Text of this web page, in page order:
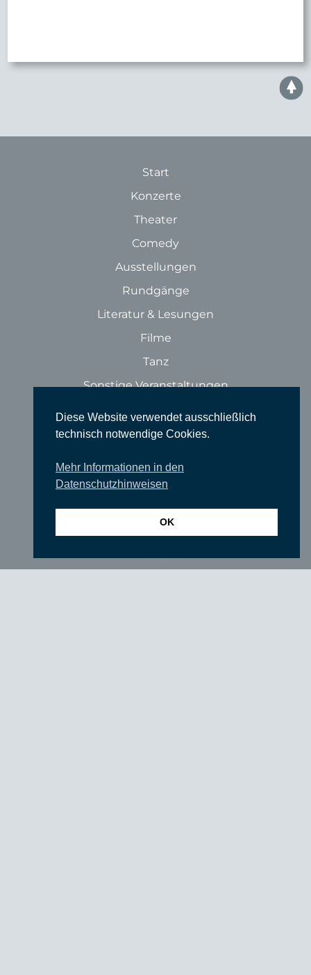
Start
Konzerte
Theater
Comedy
Ausstellungen
Rundgänge
Literatur & Lesungen
Filme
Tanz
Sonstige Veranstaltungen
Locations
Wir über uns
Newsletter
TIEFGANG
Vereine
Diese Website verwendet ausschließlich
technisch notwendige Cookies.
Mehr Informationen in den
Datenschutzhinweisen
OK